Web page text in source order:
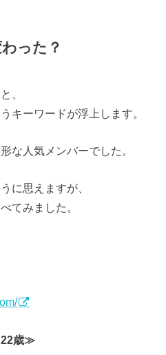
った？
、
キーワードが浮上します。
な人気メンバーでした。
に思えますが、
てみました。
22歳≫